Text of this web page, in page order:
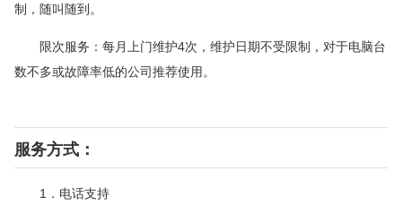
制，随叫随到。
限次服务：每月上门维护4次，维护日期不受限制，对于电脑台
数不多或故障率低的公司推荐使用。
服务方式：
1．电话支持